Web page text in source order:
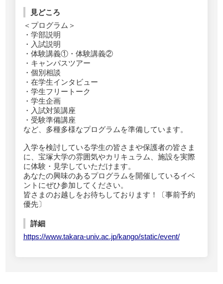
見どころ
＜プログラム＞
・学部説明
・入試説明
・体験講義①・体験講義②
・キャンパスツアー
・個別相談
・在学生インタビュー
・学生フリートーク
・学生企画
・入試対策講座
・受験準備講座
など、多種多様なプログラムを準備しています。
入学を検討している学生の皆さまや保護者の皆さま
に、宝塚大学の雰囲気やカリキュラム、施設を実際
に体験・見学していただけます。
あなたの興味のあるプログラムを開催しているイベ
ントにぜひ参加してください。
皆さまのお越しをお待ちしております！〔事前予約
優先〕
詳細
https://www.takara-univ.ac.jp/kango/static/event/